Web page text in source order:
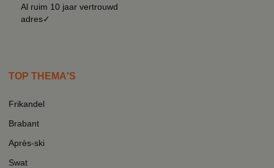
Al ruim 10 jaar vertrouwd
adres✓
TOP THEMA'S
Frikandel
Brabant
Après-ski
Swat